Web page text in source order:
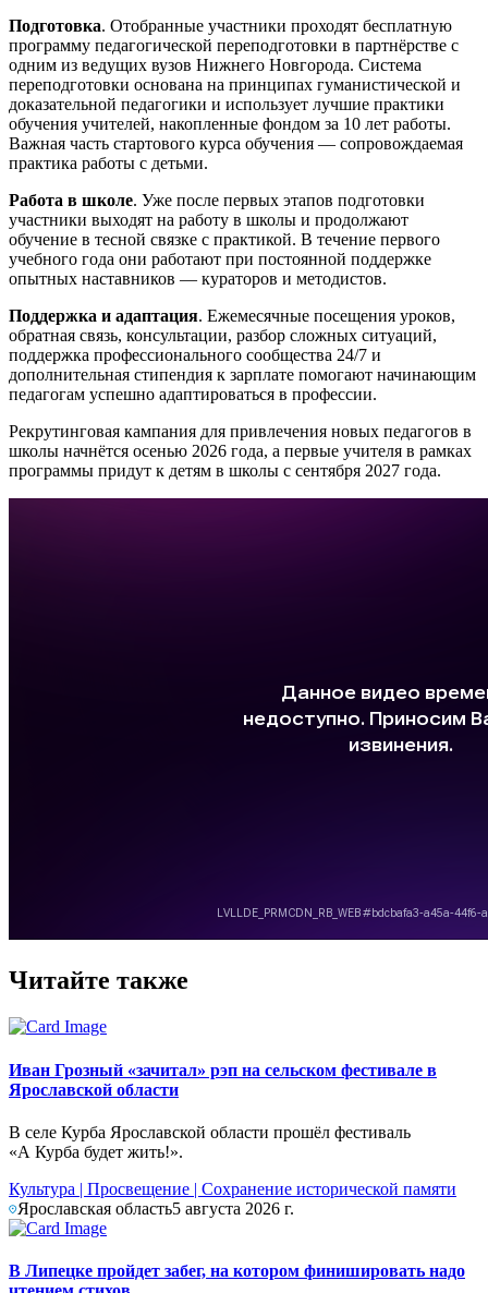
Подготовка. Отобранные участники проходят бесплатную
программу педагогической переподготовки в партнёрстве с
одним из ведущих вузов Нижнего Новгорода. Система
переподготовки основана на принципах гуманистической и
доказательной педагогики и использует лучшие практики
обучения учителей, накопленные фондом за 10 лет работы.
Важная часть стартового курса обучения — сопровождаемая
практика работы с детьми.
Работа в школе. Уже после первых этапов подготовки
участники выходят на работу в школы и продолжают
обучение в тесной связке с практикой. В течение первого
учебного года они работают при постоянной поддержке
опытных наставников — кураторов и методистов.
Поддержка и адаптация. Ежемесячные посещения уроков,
обратная связь, консультации, разбор сложных ситуаций,
поддержка профессионального сообщества 24/7 и
дополнительная стипендия к зарплате помогают начинающим
педагогам успешно адаптироваться в профессии.
Рекрутинговая кампания для привлечения новых педагогов в
школы начнётся осенью 2026 года, а первые учителя в рамках
программы придут к детям в школы с сентября 2027 года.
Читайте также
Иван Грозный «зачитал» рэп на сельском фестивале в
Ярославской области
В селе Курба Ярославской области прошёл фестиваль
«А Курба будет жить!».
Культура | Просвещение | Сохранение исторической памяти
Ярославская область5 августа 2026 г.
В Липецке пройдет забег, на котором финишировать надо